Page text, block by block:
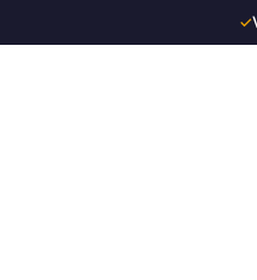
✓
Inhalt